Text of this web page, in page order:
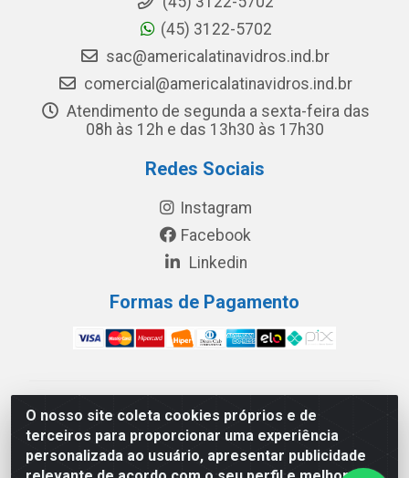
O nosso site coleta cookies próprios e de
terceiros para proporcionar uma experiência
personalizada ao usuário, apresentar publicidade
(45) 3122-5702
sac@americalatinavidros.ind.br
comercial@americalatinavidros.ind.br
Atendimento de segunda a sexta-feira das
08h às 12h e das 13h30 às 17h30
Redes Sociais
Instagram
Facebook
Linkedin
Formas de Pagamento
América Latina Indústria e Comércio de Vidros LTDA -
CNPJ 19.813.045/0001-03 - Rua Carlos Drummond de
Andrade, 151 Núcleo Industrial III – Cascavel/PR - CEP
85.811-530